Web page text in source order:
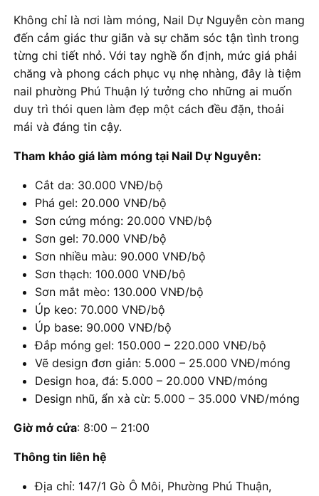
Không chỉ là nơi làm móng, Nail Dự Nguyễn còn mang
đến cảm giác thư giãn và sự chăm sóc tận tình trong
từng chi tiết nhỏ. Với tay nghề ổn định, mức giá phải
chăng và phong cách phục vụ nhẹ nhàng, đây là tiệm
nail phường Phú Thuận lý tưởng cho những ai muốn
duy trì thói quen làm đẹp một cách đều đặn, thoải
mái và đáng tin cậy.
Tham khảo giá làm móng tại Nail Dự Nguyễn:
Cắt da: 30.000 VNĐ/bộ
Phá gel: 20.000 VNĐ/bộ
Sơn cứng móng: 20.000 VNĐ/bộ
Sơn gel: 70.000 VNĐ/bộ
Sơn nhiều màu: 90.000 VNĐ/bộ
Sơn thạch: 100.000 VNĐ/bộ
Sơn mắt mèo: 130.000 VNĐ/bộ
Úp keo: 70.000 VNĐ/bộ
Úp base: 90.000 VNĐ/bộ
Đắp móng gel: 150.000 – 220.000 VNĐ/bộ
Vẽ design đơn giản: 5.000 – 25.000 VNĐ/móng
Design hoa, đá: 5.000 – 20.000 VNĐ/móng
Design nhũ, ẩn xà cừ: 5.000 – 35.000 VNĐ/móng
Giờ mở cửa: 8:00 – 21:00
Thông tin liên hệ
Địa chỉ: 147/1 Gò Ô Môi, Phường Phú Thuận,